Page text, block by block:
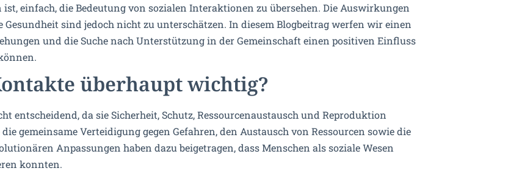
einfach, die Bedeutung von sozialen Interaktionen zu übersehen. Die Auswirkungen
sind jedoch nicht zu unterschätzen. In diesem Blogbeitrag werfen wir einen
und die Suche nach Unterstützung in der Gemeinschaft einen positiven Einfluss
überhaupt wichtig?
entscheidend, da sie Sicherheit, Schutz, Ressourcenaustausch und Reproduktion
gemeinsame Verteidigung gegen Gefahren, den Austausch von Ressourcen sowie die
Anpassungen haben dazu beigetragen, dass Menschen als soziale Wesen
konnten.